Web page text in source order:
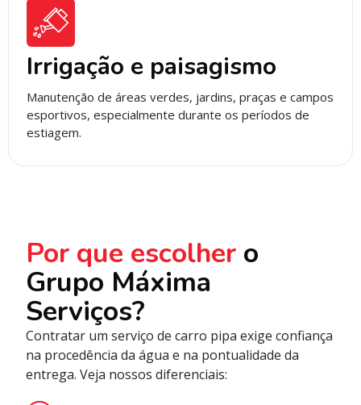
Irrigação e paisagismo
Manutenção de áreas verdes, jardins, praças e campos
esportivos, especialmente durante os períodos de
estiagem.
Por que escolher o
Grupo Máxima
Serviços?
Contratar um serviço de carro pipa exige confiança
na procedência da água e na pontualidade da
entrega. Veja nossos diferenciais: